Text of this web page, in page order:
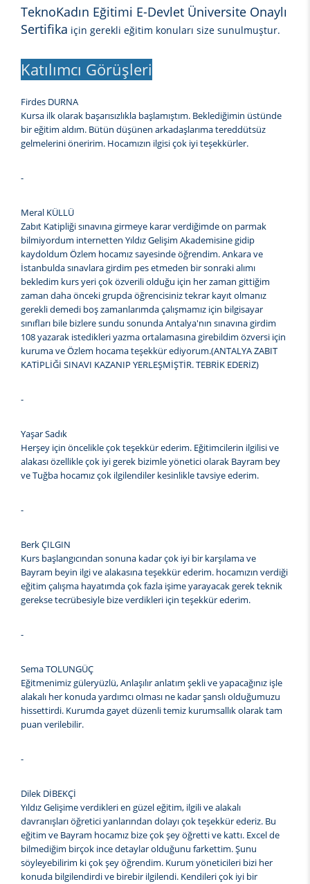
TeknoKadın Eğitimi E-Devlet Üniversite Onaylı
Sertifika için gerekli eğitim konuları size sunulmuştur.
Katılımcı Görüşleri
Firdes DURNA
Kursa ilk olarak başarısızlıkla başlamıştım. Beklediğimin üstünde
bir eğitim aldım. Bütün düşünen arkadaşlarıma tereddütsüz
gelmelerini öneririm. Hocamızın ilgisi çok iyi teşekkürler.
-
Meral KÜLLÜ
Zabıt Katipliği sınavına girmeye karar verdiğimde on parmak
bilmiyordum internetten Yıldız Gelişim Akademisine gidip
kaydoldum Özlem hocamız sayesinde öğrendim. Ankara ve
İstanbulda sınavlara girdim pes etmeden bir sonraki alımı
bekledim kurs yeri çok özverili olduğu için her zaman gittiğim
zaman daha önceki grupda öğrencisiniz tekrar kayıt olmanız
gerekli demedi boş zamanlarımda çalışmamız için bilgisayar
sınıfları bile bizlere sundu sonunda Antalya'nın sınavına girdim
108 yazarak istedikleri yazma ortalamasına girebildim özversi için
kuruma ve Özlem hocama teşekkür ediyorum.(ANTALYA ZABIT
KATİPLİĞİ SINAVI KAZANIP YERLEŞMİŞTİR. TEBRİK EDERİZ)
-
Yaşar Sadık
Herşey için öncelikle çok teşekkür ederim. Eğitimcilerin ilgilisi ve
alakası özellikle çok iyi gerek bizimle yönetici olarak Bayram bey
ve Tuğba hocamız çok ilgilendiler kesinlikle tavsiye ederim.
-
Berk ÇILGIN
Kurs başlangıcından sonuna kadar çok iyi bir karşılama ve
Bayram beyin ilgi ve alakasına teşekkür ederim. hocamızın verdiği
eğitim çalışma hayatımda çok fazla işime yarayacak gerek teknik
gerekse tecrübesiyle bize verdikleri için teşekkür ederim.
-
Sema TOLUNGÜÇ
Eğitmenimiz güleryüzlü, Anlaşılır anlatım şekli ve yapacağınız işle
alakalı her konuda yardımcı olması ne kadar şanslı olduğumuzu
hissettirdi. Kurumda gayet düzenli temiz kurumsallık olarak tam
puan verilebilir.
-
Dilek DİBEKÇİ
Yıldız Gelişime verdikleri en güzel eğitim, ilgili ve alakalı
davranışları öğretici yanlarından dolayı çok teşekkür ederiz. Bu
eğitim ve Bayram hocamız bize çok şey öğretti ve kattı. Excel de
bilmediğim birçok ince detaylar olduğunu farkettim. Şunu
söyleyebilirim ki çok şey öğrendim. Kurum yöneticileri bizi her
konuda bilgilendirdi ve birebir ilgilendi. Kendileri çok iyi bir